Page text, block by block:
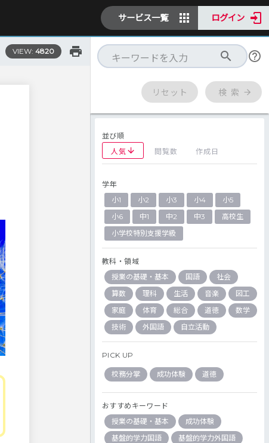
サービス一覧 ログイン
VIEW: 4820
リセット 検 索
並び順
人気
閲覧数 作成日
学年
小1
小2 小3 小4
小5
小6
中1 中2 中3
高校生
小学校特別支援学級
教科・領域
授業の基礎・基本
国語
社会
算数
理科 生活 音楽
図工
家庭
体育 総合 道徳
数学
技術
外国語 自立活動
PICK UP
校務分掌 成功体験 道徳
おすすめキーワード
授業の基礎・基本
成功体験
基盤的学力国語
基盤的学力外国語